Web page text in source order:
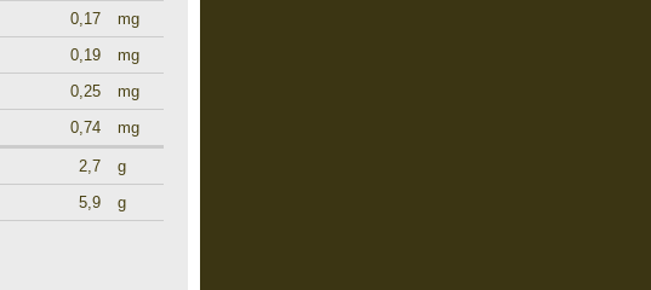
0,17
mg
0,19
mg
0,25
mg
0,74 mg
2,7
g
5,9 g